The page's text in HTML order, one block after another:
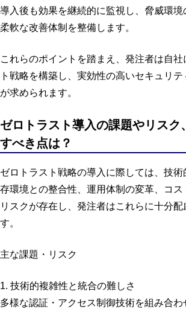
導入後も効果を継続的に監視し、脅威環境
柔軟な改善体制を整備します。
これらのポイントを踏まえ、発注者は自
ト戦略を構築し、実効性の高いセキュリ
が求められます。
ゼロトラスト導入の課題やリスク
すべき点は？
ゼロトラスト戦略の導入に際しては、技
存環境との整合性、運用体制の変革、コ
リスクが存在し、発注者はこれらに十分配
す。
主な課題・リスク
1. 技術的複雑性と統合の難しさ
多様な認証・アクセス制御技術を組み合わ